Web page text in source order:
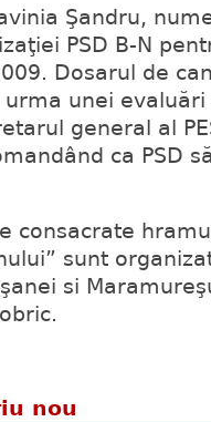
Şandru,
PSD B-N
Dosarul de
unei
general al
ca PSD
consacrate
sunt
si
nou